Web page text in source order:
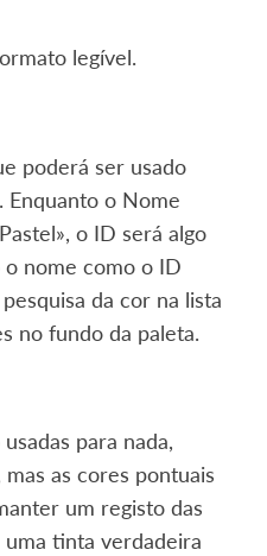
legível.
poderá ser usado
Enquanto o Nome
o ID será algo
o nome como o ID
da cor na lista
no fundo da paleta.
para nada,
as cores pontuais
um registo das
tinta verdadeira